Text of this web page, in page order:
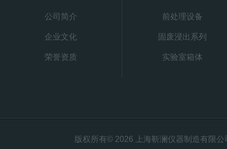
公司简介
企业文化
荣誉资质
前处理设备
固废浸出系列
实验室箱体
版权所有© 2026 上海靳澜仪器制造有限